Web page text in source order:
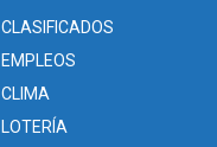
CLASIFICADOS
EMPLEOS
CLIMA
LOTERÍA